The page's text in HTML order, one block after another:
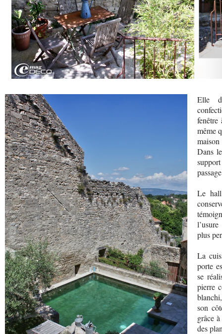
Elle
fenêtre
même
Dans
Le
plus
La
porte
se
pierre
son
grâce
des